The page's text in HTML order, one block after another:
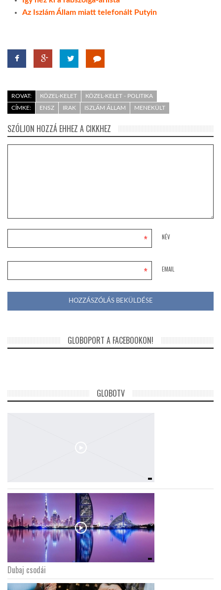
Az Iszlám Állam miatt telefonált Putyin
ROVAT: KÖZEL-KELET
KÖZEL-KELET - POLITIKA
CÍMKE:
ENSZ IRAK ISZLÁM ÁLLAM MENEKÜLT
SZÓLJON HOZZÁ EHHEZ A CIKKHEZ
NÉV
*
EMAIL
*
GLOBOPORT A FACEBOOKON!
GLOBOTV
Dubaj csodái